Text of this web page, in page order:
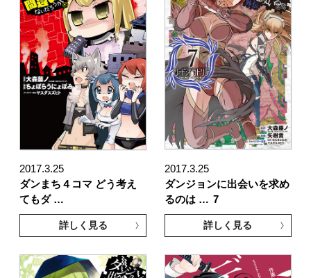
2017.3.25
ダンまち４コマ どう考え
てもダ …
詳しく見る
2017.3.25
ダンジョンに出会いを求め
るのは … 7
詳しく見る